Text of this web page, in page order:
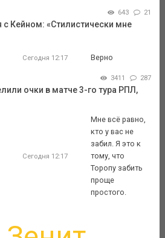
643 21
с Кейном: «Стилистически мне
Сегодня 12:17 Верно
3411 287
очки в матче 3-го тура РПЛ,
Сегодня 12:17
Мне всё равно,
кто у вас не
забил. Я это к
тому, что
Торопу забить
проще
простого.